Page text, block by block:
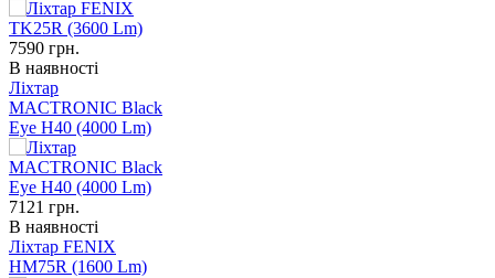
7590 грн.
В наявності
Ліхтар
MACTRONIC Black
Eye H40 (4000 Lm)
7121 грн.
В наявності
Ліхтар FENIX
HM75R (1600 Lm)